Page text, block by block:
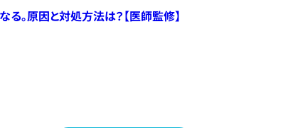
。原因と対処方法は？【医師監修】